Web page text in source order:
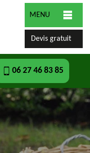
MENU
Devis gratuit
06 27 46 83 85